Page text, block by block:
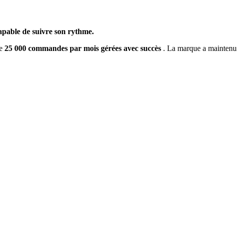
de suivre son rythme.
25 000 commandes par mois gérées avec succès . La marque a maintenu